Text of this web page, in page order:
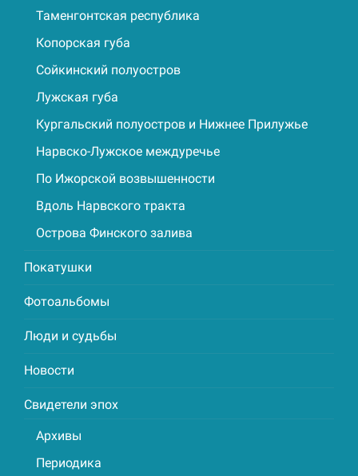
Таменгонтская республика
Копорская губа
Сойкинский полуостров
Лужская губа
Кургальский полуостров и Нижнее Прилужье
Нарвско-Лужское междуречье
По Ижорской возвышенности
Вдоль Нарвского тракта
Острова Финского залива
Покатушки
Фотоальбомы
Люди и судьбы
Новости
Свидетели эпох
Архивы
Периодика